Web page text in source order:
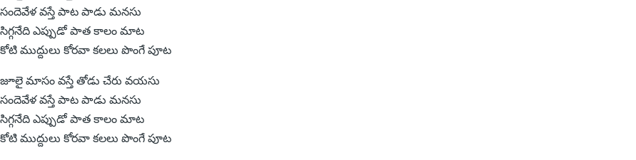
సందెవేళ వస్తే పాట పాడు మనసు
సిగ్గనేది ఎప్పుడో పాత కాలం మాట
కోటి ముద్దులు కోరవా కలలు పొంగే పూట
జూలై మాసం వస్తే తోడు చేరు వయసు
సందెవేళ వస్తే పాట పాడు మనసు
సిగ్గనేది ఎప్పుడో పాత కాలం మాట
కోటి ముద్దులు కోరవా కలలు పొంగే పూట